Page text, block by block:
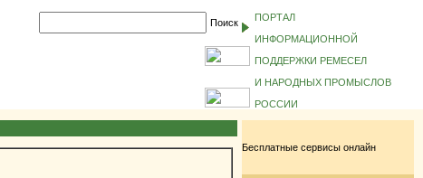
Поиск
ПОРТАЛ
ИНФОРМАЦИОННОЙ
ПОДДЕРЖКИ РЕМЕСЕЛ
И НАРОДНЫХ ПРОМЫСЛОВ
РОССИИ
Бесплатные сервисы онлайн